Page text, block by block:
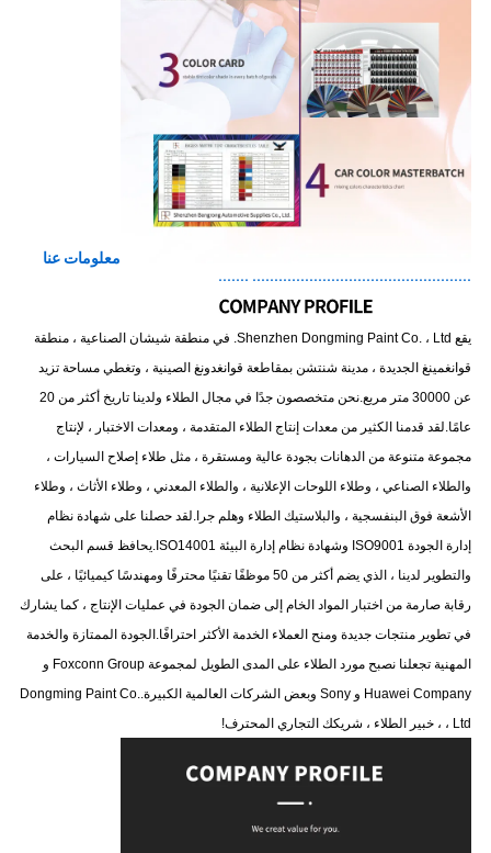
معلومات عنا
.................................................. .......
يقع Shenzhen Dongming Paint Co. ، Ltd. في منطقة شيشان الصناعية ، منطقة
قوانغمينغ الجديدة ، مدينة شنتشن بمقاطعة قوانغدونغ الصينية ، وتغطي مساحة تزيد
عن 30000 متر مربع.نحن متخصصون جدًا في مجال الطلاء ولدينا تاريخ أكثر من 20
عامًا.لقد قدمنا ​​الكثير من معدات إنتاج الطلاء المتقدمة ، ومعدات الاختبار ، لإنتاج
مجموعة متنوعة من الدهانات بجودة عالية ومستقرة ، مثل طلاء إصلاح السيارات ،
والطلاء الصناعي ، وطلاء اللوحات الإعلانية ، والطلاء المعدني ، وطلاء الأثاث ، وطلاء
الأشعة فوق البنفسجية ، والبلاستيك الطلاء وهلم جرا.لقد حصلنا على شهادة نظام
إدارة الجودة ISO9001 وشهادة نظام إدارة البيئة ISO14001.يحافظ قسم البحث
والتطوير لدينا ، الذي يضم أكثر من 50 موظفًا تقنيًا محترفًا ومهندسًا كيميائيًا ، على
رقابة صارمة من اختبار المواد الخام إلى ضمان الجودة في عمليات الإنتاج ، كما يشارك
في تطوير منتجات جديدة ومنح العملاء الخدمة الأكثر احترافًا.الجودة الممتازة والخدمة
المهنية تجعلنا نصبح مورد الطلاء على المدى الطويل لمجموعة Foxconn Group و
Huawei Company و Sony وبعض الشركات العالمية الكبيرة.Dongming Paint Co.
، Ltd ، خبير الطلاء ، شريكك التجاري المحترف!